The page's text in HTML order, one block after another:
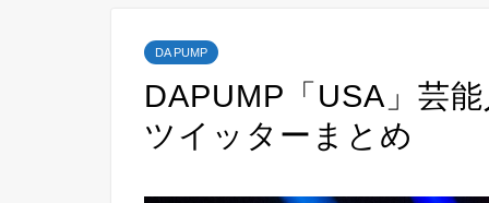
DA PUMP
DAPUMP「USA」芸
ツイッターまとめ